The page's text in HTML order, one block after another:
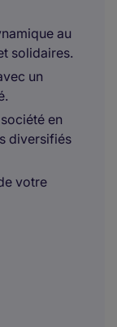
au
solidaires.
un
en
diversifiés
votre